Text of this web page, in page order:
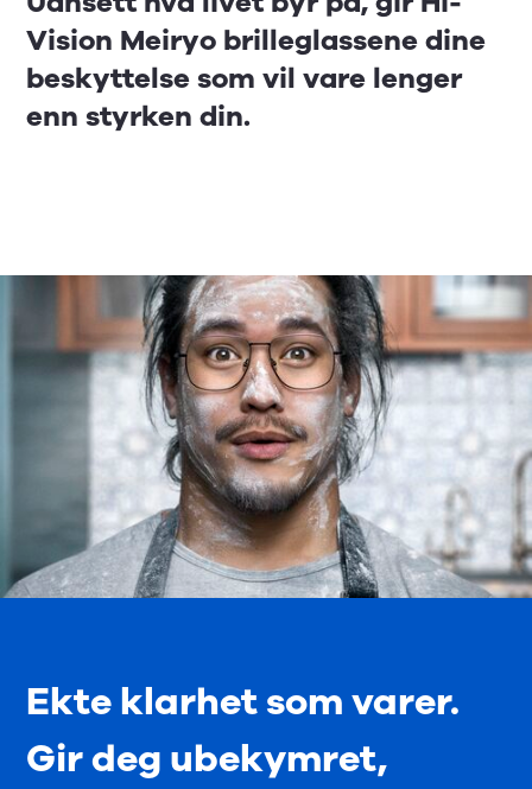
Vision Meiryo brilleglassene dine
beskyttelse som vil vare lenger
enn styrken din.
Ekte klarhet som varer.
Gir deg ubekymret,